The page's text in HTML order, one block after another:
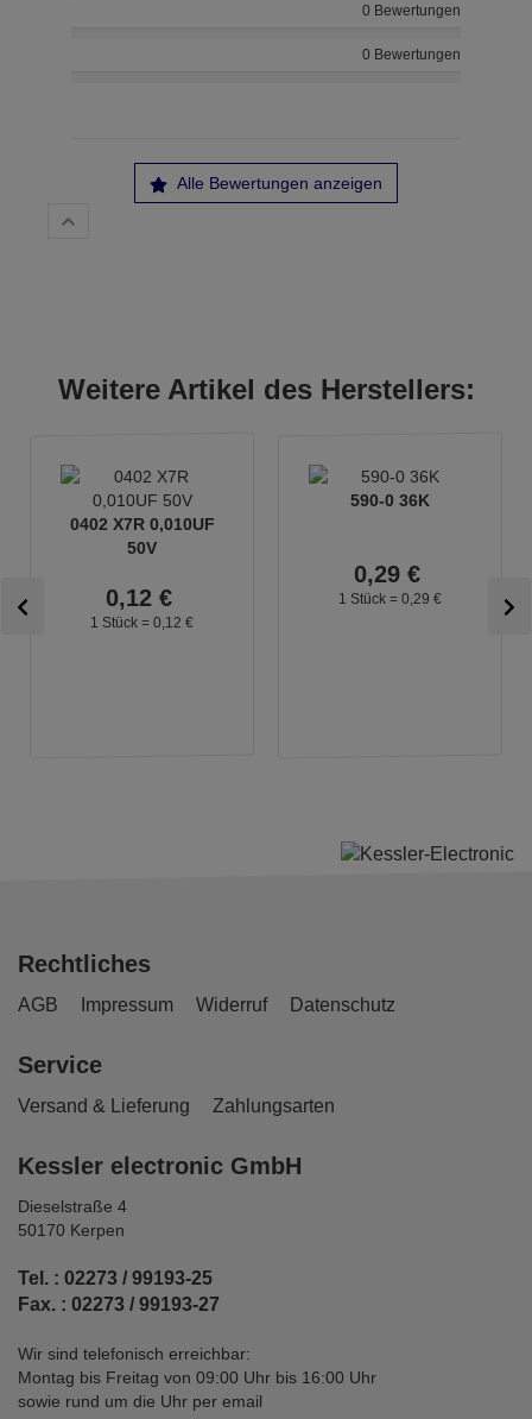
0 Bewertungen
0 Bewertungen
Alle Bewertungen anzeigen
Weitere Artikel des Herstellers:
0402 X7R 0,010UF
50V
0,12 €
1 Stück = 0, 12 €
590-0 36K
0,29 €
1 Stück = 0, 29 €
Rechtliches
AGB Impressum Widerruf Datenschutz
Service
Versand & Lieferung Zahlungsarten
Kessler electronic GmbH
Dieselstraße 4
50170 Kerpen
Tel. : 02273 / 99193-25
Fax. : 02273 / 99193-27
Wir sind telefonisch erreichbar:
Montag bis Freitag von 09:00 Uhr bis 16:00 Uhr
sowie rund um die Uhr per email